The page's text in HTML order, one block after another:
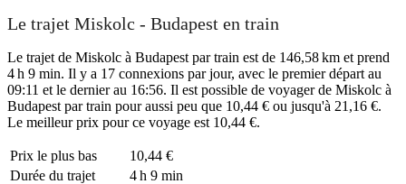
Le trajet Miskolc - Budapest en train
Le trajet de Miskolc à Budapest par train est de 146,58 km et prend
4 h 9 min. Il y a 17 connexions par jour, avec le premier départ au
09:11 et le dernier au 16:56. Il est possible de voyager de Miskolc à
Budapest par train pour aussi peu que 10,44 € ou jusqu'à 21,16 €.
Le meilleur prix pour ce voyage est 10,44 €.
Prix ​​le plus bas
10,44 €
Durée du trajet
4 h 9 min